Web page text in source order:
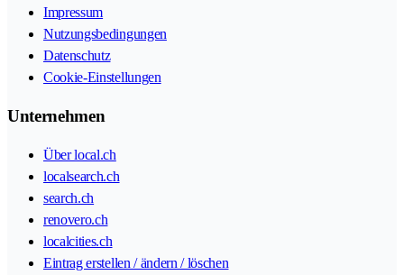
Impressum
Nutzungsbedingungen
Datenschutz
Cookie-Einstellungen
Unternehmen
Über local.ch
localsearch.ch
search.ch
renovero.ch
localcities.ch
Eintrag erstellen / ändern / löschen